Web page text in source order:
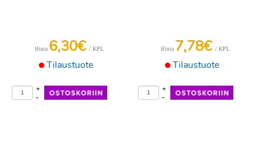
Tilaustuote
Hinta 6,30€ / KPL
-
+
Tilaustuote
Hinta 7,78€ / KPL
-
+